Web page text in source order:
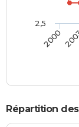
2000
2,5
Répartition